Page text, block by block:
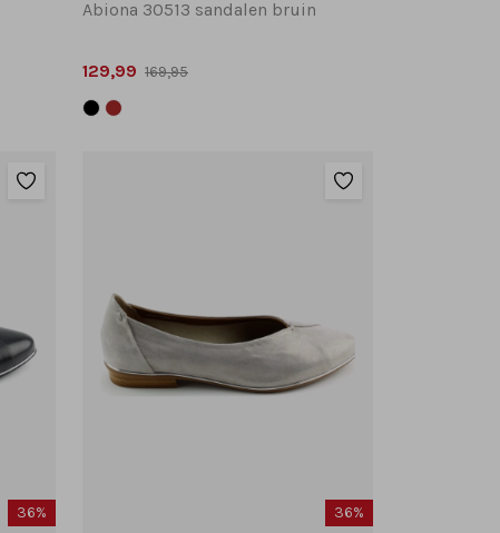
Abiona 30513 sandalen bruin
129,99 169,95
36% 36%